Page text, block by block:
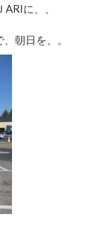
に、、
朝日を、。